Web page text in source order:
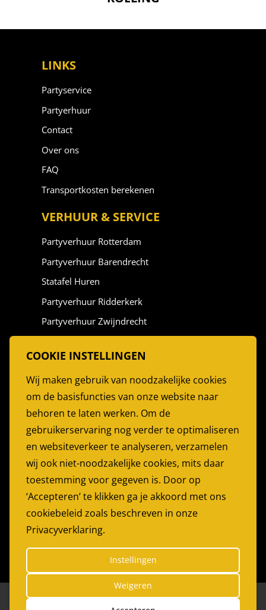
LINKS
Partyservice
Partyerhuur
Contact
Over ons
FAQ
Transportkosten berekenen
VERHUUR & SERVICE
Partyverhuur Rotterdam
Partyverhuur Barendrecht
Statafel Huren
Partyverhuur Ridderkerk
Partyverhuur Zwijndrecht
Stoelen Huren
Partytent Huren
Feesttent huren
PARTYGARANT
Bijdorp-Oost 22
2992LA Barendrecht
Telefoon:0180 614179
E-mail:info@partygarant.nl
© 2026 Partygarant|Website byThe Dare Company*
COOKIE INSTELLINGEN
Wij maken gebruik van noodzakelijke cookies
om de basisfuncties van onze website naar
behoren te laten werken. Om de
gebruikerservaring nog verder te optimaliseren
en websiteverkeer te analyseren, verzamelen
wij ook niet-noodzakelijke cookies, mits daar
toestemming voor gegeven is. Door op
‘Accepteren’ te klikken ga je akkoord met ons
cookiebeleid zoals beschreven in onze
Privacyverklaring.
Instellingen
Weigeren